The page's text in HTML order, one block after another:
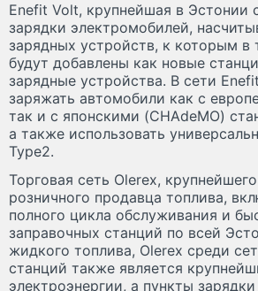
Enefit Volt, крупнейшая в Эстонии
зарядки электромобилей,
зарядных устройств, к которым в
будут добавлены как новые
зарядные устройства. В сети
заряжать автомобили как с
так и с японскими (CHAdeMO)
а также использовать
Type2.
Торговая сеть Olerex,
розничного продавца топлива,
полного цикла обслуживания и
заправочных станций по всей
жидкого топлива, Olerex среди
станций также является
электроэнергии, а пункты